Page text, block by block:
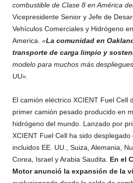
combustible de Clase 8 en América
Vicepresidente Senior y Jefe de
Vehículos Comerciales y Hidrógeno
America. «La comunidad en
transporte de carga limpio y
modelo para muchos más
UU».
El camión eléctrico XCIENT Fuel Cell
primer camión pesado producido en
hidrógeno del mundo. Lanzado por
XCIENT Fuel Cell ha sido desplegado
incluidos EE. UU., Suiza, Alemania,
Corea, Israel y Arabia Saudita. En el
Motor anunció la expansión de la